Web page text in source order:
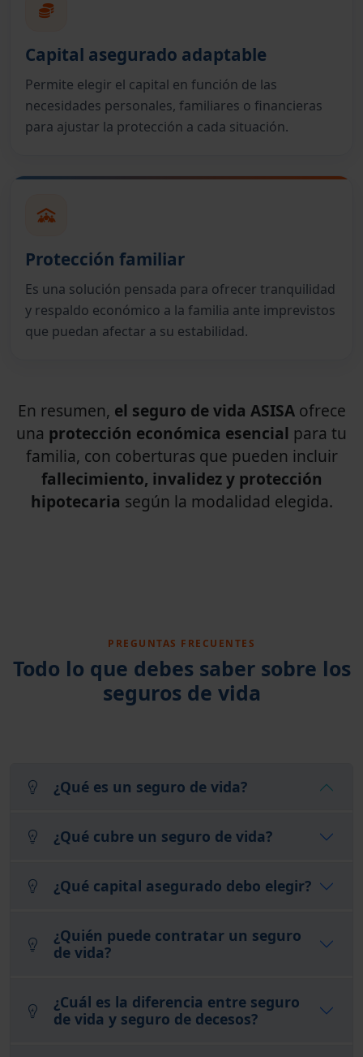
Capital asegurado adaptable
Permite elegir el capital en función de las
necesidades personales, familiares o financieras
para ajustar la protección a cada situación.
Protección familiar
Es una solución pensada para ofrecer tranquilidad
y respaldo económico a la familia ante imprevistos
que puedan afectar a su estabilidad.
En resumen, el seguro de vida ASISAofrece
una protección económica esencial para tu
familia, con coberturas que pueden incluir
fallecimiento, invalidez y protección
hipotecaria según la modalidad elegida.
PREGUNTAS FRECUENTES
Todo lo que debes saber sobre los
seguros de vida
¿Qué es un seguro de vida?
¿Qué cubre un seguro de vida?
¿Qué capital asegurado debo elegir?
¿Quién puede contratar un seguro
de vida?
¿Cuál es la diferencia entre seguro
de vida y seguro de decesos?